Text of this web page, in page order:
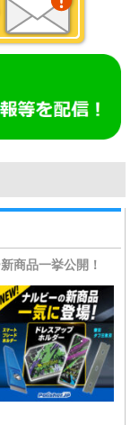
商品一挙公開！